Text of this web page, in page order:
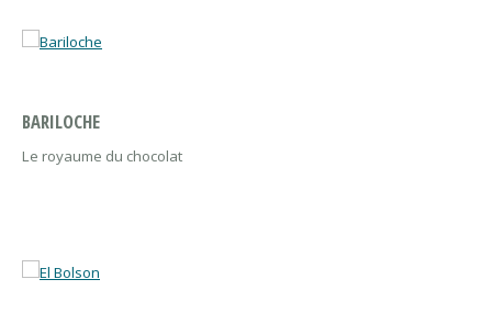
BARILOCHE
Le royaume du chocolat